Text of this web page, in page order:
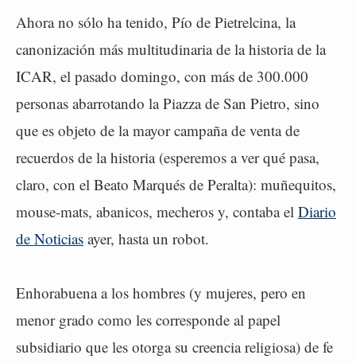
Ahora no sólo ha tenido, Pío de Pietrelcina, la
canonización más multitudinaria de la historia de la
ICAR, el pasado domingo, con más de 300.000
personas abarrotando la Piazza de San Pietro, sino
que es objeto de la mayor campaña de venta de
recuerdos de la historia (esperemos a ver qué pasa,
claro, con el Beato Marqués de Peralta): muñequitos,
mouse-mats, abanicos, mecheros y, contaba el Diario
de Noticias ayer, hasta un robot.
Enhorabuena a los hombres (y mujeres, pero en
menor grado como les corresponde al papel
subsidiario que les otorga su creencia religiosa) de fe